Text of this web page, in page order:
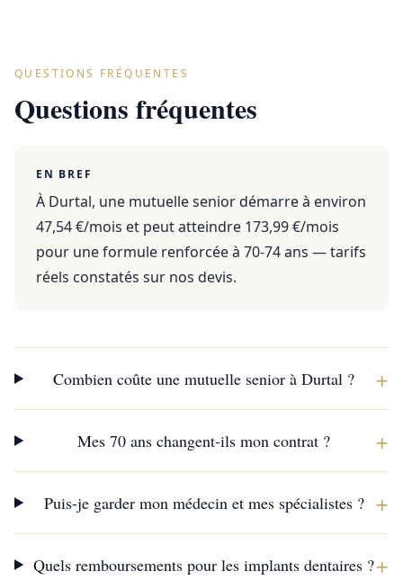
QUESTIONS FRÉQUENTES
Questions fréquentes
EN BREF
À Durtal, une mutuelle senior démarre à environ
47,54 €/mois et peut atteindre 173,99 €/mois
pour une formule renforcée à 70-74 ans — tarifs
réels constatés sur nos devis.
Combien coûte une mutuelle senior à Durtal ? +
Mes 70 ans changent-ils mon contrat ? +
Puis-je garder mon médecin et mes spécialistes ? +
Quels remboursements pour les implants dentaires ?+